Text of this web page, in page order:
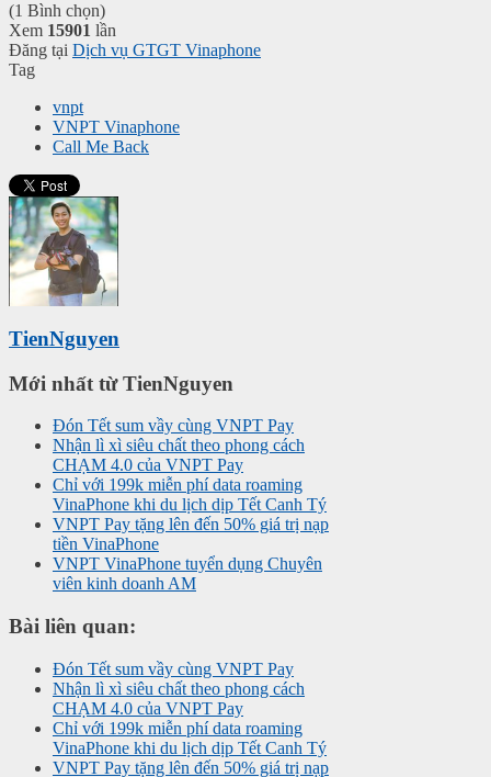
(1 Bình chọn)
Xem 15901 lần
Đăng tại Dịch vụ GTGT Vinaphone
Tag
vnpt
VNPT Vinaphone
Call Me Back
TienNguyen
Mới nhất từ TienNguyen
Đón Tết sum vầy cùng VNPT Pay
Nhận lì xì siêu chất theo phong cách
CHẠM 4.0 của VNPT Pay
Chỉ với 199k miễn phí data roaming
VinaPhone khi du lịch dịp Tết Canh Tý
VNPT Pay tặng lên đến 50% giá trị nạp
tiền VinaPhone
VNPT VinaPhone tuyển dụng Chuyên
viên kinh doanh AM
Bài liên quan:
Đón Tết sum vầy cùng VNPT Pay
Nhận lì xì siêu chất theo phong cách
CHẠM 4.0 của VNPT Pay
Chỉ với 199k miễn phí data roaming
VinaPhone khi du lịch dịp Tết Canh Tý
VNPT Pay tặng lên đến 50% giá trị nạp